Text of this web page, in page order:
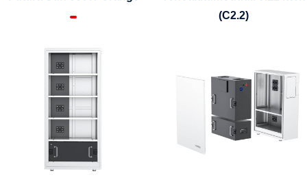
(C2.2)